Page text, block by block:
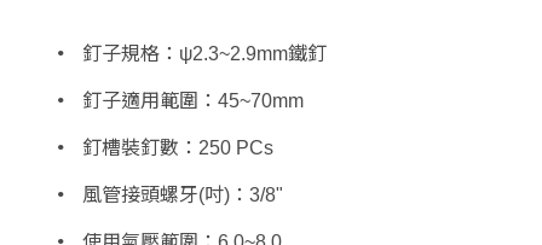
釘子規格：ψ2.3~2.9mm鐵釘
釘子適用範圍：45~70mm
釘槽裝釘數：250 PCs
風管接頭螺牙(吋)：3/8"